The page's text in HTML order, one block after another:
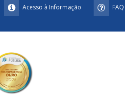
FAQ
Acesso à Informação